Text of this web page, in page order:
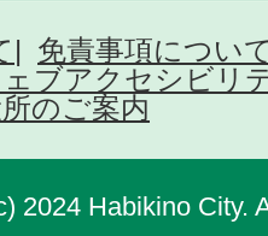
免責事項につい
ェブアクセシビリ
のご案内
2024 Habikino City.